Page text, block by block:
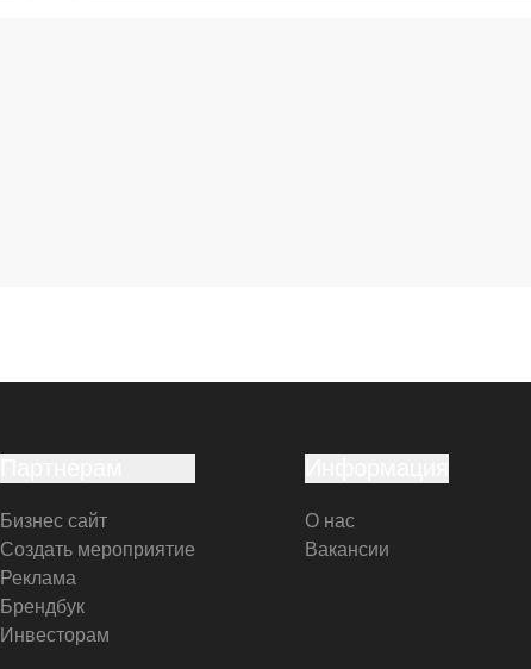
Бизнес сайт
Создать мероприятие
Реклама
Брендбук
Инвесторам
О нас
Вакансии